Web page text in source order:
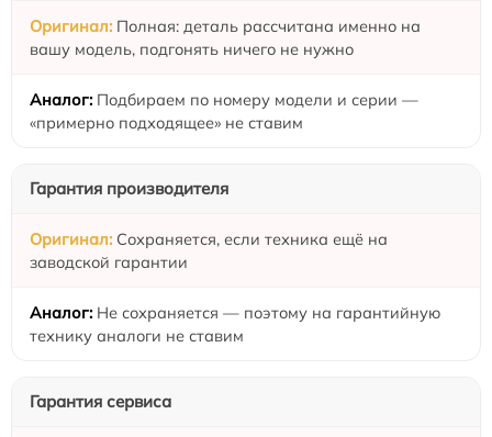
Полная: деталь рассчитана именно на
вашу модель, подгонять ничего не нужно
Подбираем по номеру модели и серии —
«примерно подходящее» не ставим
Гарантия производителя
Сохраняется, если техника ещё на
заводской гарантии
Не сохраняется — поэтому на гарантийную
технику аналоги не ставим
Гарантия сервиса